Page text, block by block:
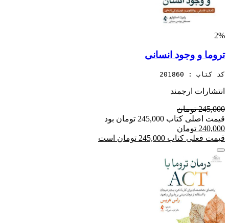
2%
تروما و وجود انسانی
کد کتاب : 201860
انتشارات ارجمند
245,000 تومان
قیمت اصلی کتاب 245,000 تومان بود
240,000 تومان
قیمت فعلی کتاب 245,000 تومان است